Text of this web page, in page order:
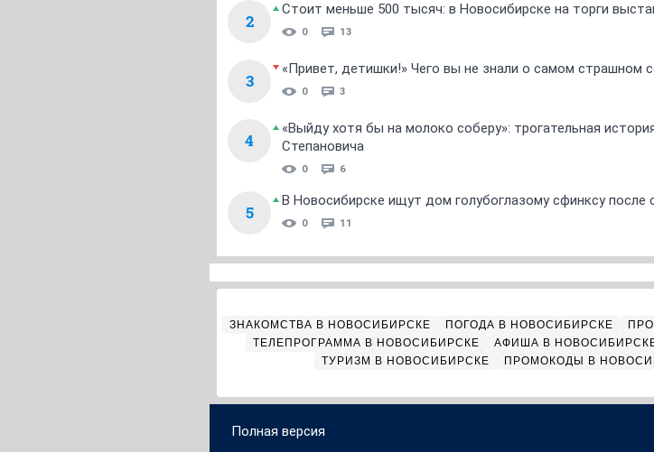
2
Стоит меньше 500 тысяч: в Новосибирске на торги
0 13
3
«Привет, детишки!» Чего вы не знали о самом страшном
0 3
4
«Выйду хотя бы на молоко соберу»: трогательная
Степановича
0 6
5
В Новосибирске ищут дом голубоглазому сфинксу
0 11
ЗНАКОМСТВА В НОВОСИБИРСКЕ ПОГОДА В НОВОСИБИРСКЕ
ТЕЛЕПРОГРАММА В НОВОСИБИРСКЕ
АФИША В
ТУРИЗМ В НОВОСИБИРСКЕ
ПРОМОКОДЫ В
Полная версия